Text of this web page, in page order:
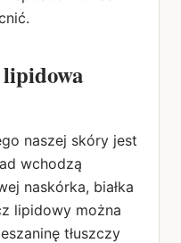
naszej skóry jest
wchodzą
naskórka, białka
lipidowy można
tłuszczy